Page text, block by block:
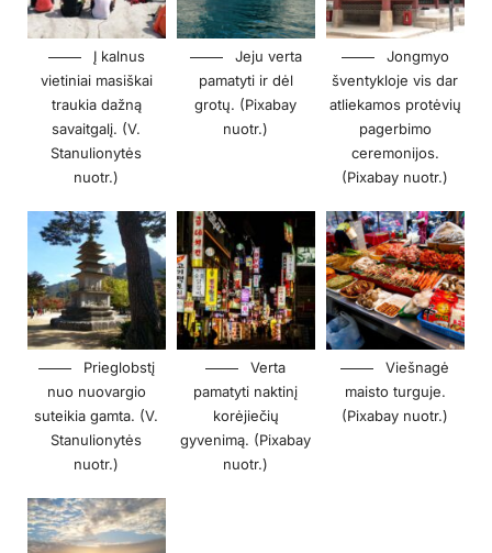
Į kalnus
vietiniai masiškai
traukia dažną
savaitgalį. (V.
Stanulionytės
nuotr.)
Jeju verta
pamatyti ir dėl
grotų. (Pixabay
nuotr.)
Jongmyo
šventykloje vis dar
atliekamos protėvių
pagerbimo
ceremonijos.
(Pixabay nuotr.)
Prieglobstį
nuo nuovargio
suteikia gamta. (V.
Stanulionytės
nuotr.)
Verta
pamatyti naktinį
korėjiečių
gyvenimą. (Pixabay
nuotr.)
Viešnagė
maisto turguje.
(Pixabay nuotr.)